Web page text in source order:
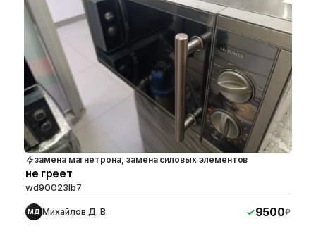
замена магнетрона, замена силовых элементов
не греет
wd90023lb7
МД Михайлов Д. В. 9500₽